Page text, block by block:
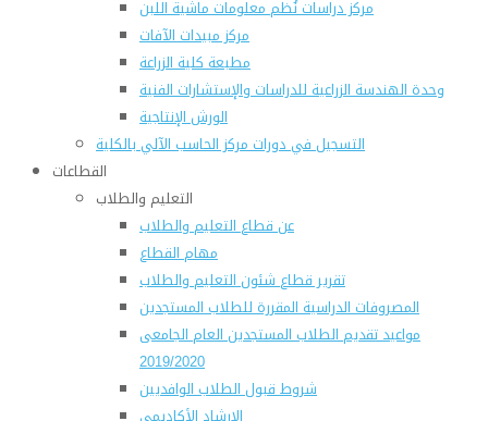
مركز دراسات نُظم معلومات ماشية اللبن
مركز مبيدات الآفات
مطبعة كلية الزراعة
وحدة الهندسة الزراعية للدراسات والإستشارات الفنية
الورش الإنتاجية
التسجيل في دورات مركز الحاسب الآلي بالكلية
القطاعات
التعليم والطلاب
عن قطاع التعليم والطلاب
مهام القطاع
تقرير قطاع شئون التعليم والطلاب
المصروفات الدراسية المقررة للطلاب المستجدين
مواعيد تقديم الطلاب المستجدين العام الجامعى
2019/2020
شروط قبول الطلاب الوافديين